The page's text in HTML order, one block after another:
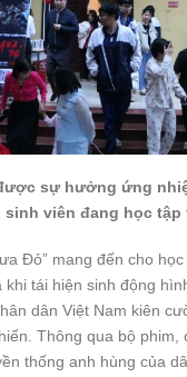
sự hưởng ứng
sinh viên đang học
Đỏ” mang đến cho
khi tái hiện sinh động
dân Việt Nam kiên
Thông qua bộ phim,
thống anh hùng của